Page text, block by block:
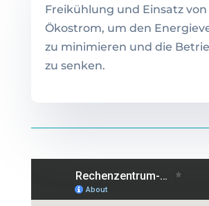
Freikühlung und Einsatz von
Ökostrom, um den
zu minimieren und die
zu senken.